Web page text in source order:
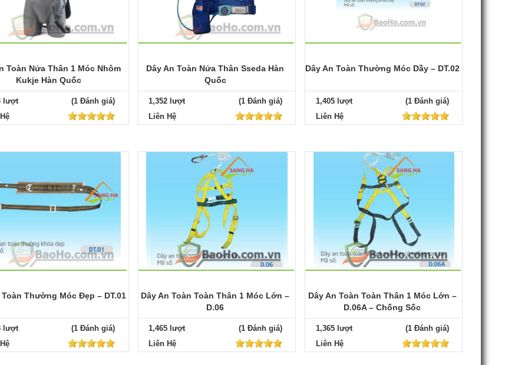
Toàn Nửa Thân 1 Móc Nhôm
Kukje Hàn Quốc
lượt
(1 Đánh giá)
Dây An Toàn Nửa Thân Sseda Hàn
Quốc
1,352 lượt
(1 Đánh giá)
Liên Hệ
Dây An Toàn Thường Móc Dầy – DT.02
1,405 lượt
(1 Đánh giá)
Liên Hệ
Toàn Thường Móc Đẹp – DT.01
lượt
(1 Đánh giá)
Dây An Toàn Toàn Thân 1 Móc Lớn –
D.06
1,465 lượt
(1 Đánh giá)
Liên Hệ
Dây An Toàn Toàn Thân 1 Móc Lớn –
D.06A – Chống Sốc
1,365 lượt
(1 Đánh giá)
Liên Hệ